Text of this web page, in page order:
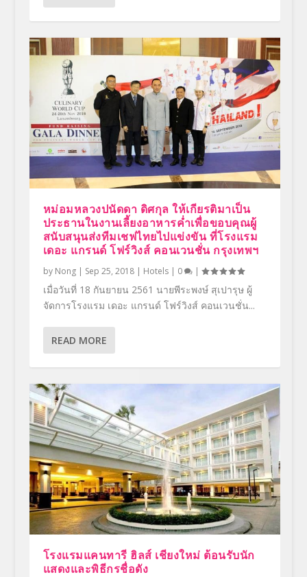
หม่อมหลวงปนัดดา ดิศกุล ให้เกียรติมาเป็น
ประธานในงานเลี้ยงอาหารค่ำเพื่อขอบคุณผู้
สนับสนุนส่งทีมเชฟไทยไปแข่งขัน ที่โรงแรม
เดอะ แกรนด์ โฟร์วิงส์ คอนเวนชั่น กรุงเทพฯ
by Nong| Sep 25, 2018| Hotels| 0 |
เมื่อวันที่ 18 กันยายน 2561 นายพีระพงษ์ สุเปารุษ ผู้
จัดการโรงแรม เดอะ แกรนด์ โฟร์วิงส์ คอนเวนชั่น...
READ MORE
โรงแรมแคนทารี ฮิลส์ เชียงใหม่ ต้อนรับนัก
แสดงและพิธีกรชื่อดัง